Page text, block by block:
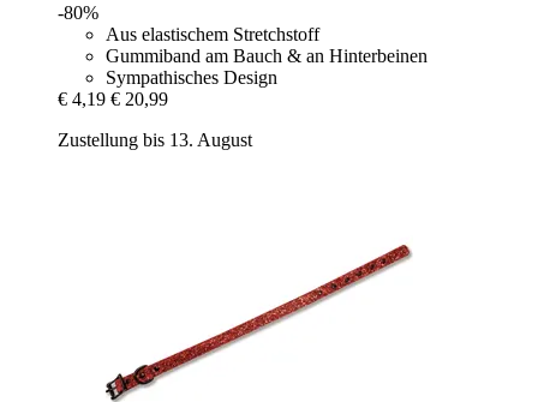
-80%
Aus elastischem Stretchstoff
Gummiband am Bauch & an Hinterbeinen
Sympathisches Design
€ 4,19 € 20,99
Zustellung bis 13. August